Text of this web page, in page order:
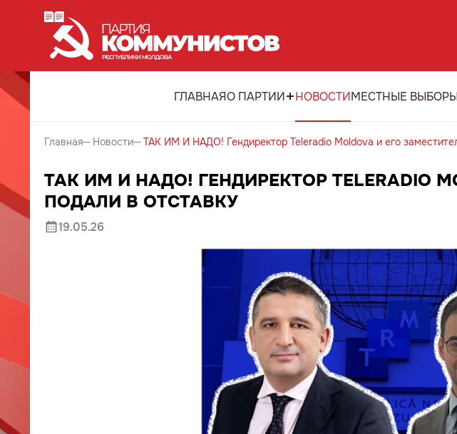
ГЛАВНАЯО ПАРТИИ НОВОСТИМЕСТНЫЕ ВЫБОРЫ
Главная Новости ТАК ИМ И НАДО! Гендиректор Teleradio Moldova и его
ТАК ИМ И НАДО! ГЕНДИРЕКТОР TELERADIO
ПОДАЛИ В ОТСТАВКУ
19.05.26